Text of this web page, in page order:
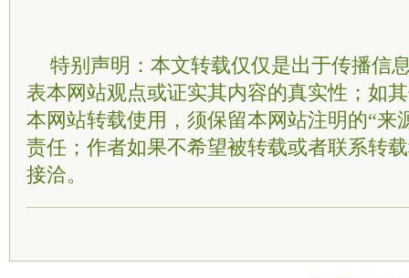
特别声明：本文转载仅仅是出于传播信
表本网站观点或证实其内容的真实性；如
本网站转载使用，须保留本网站注明的“来
责任；作者如果不希望被转载或者联系转
接洽。